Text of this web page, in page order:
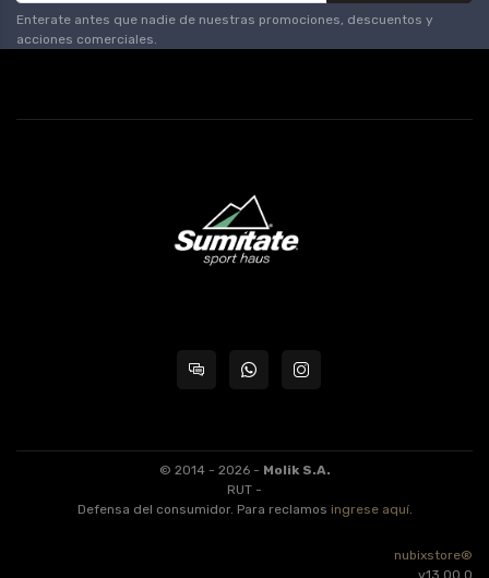
Enterate antes que nadie de nuestras promociones, descuentos y
acciones comerciales.
© 2014 - 2026 - Molik S.A.
RUT -
Defensa del consumidor. Para reclamos ingrese aquí.
nubixstore®
v13.00.0